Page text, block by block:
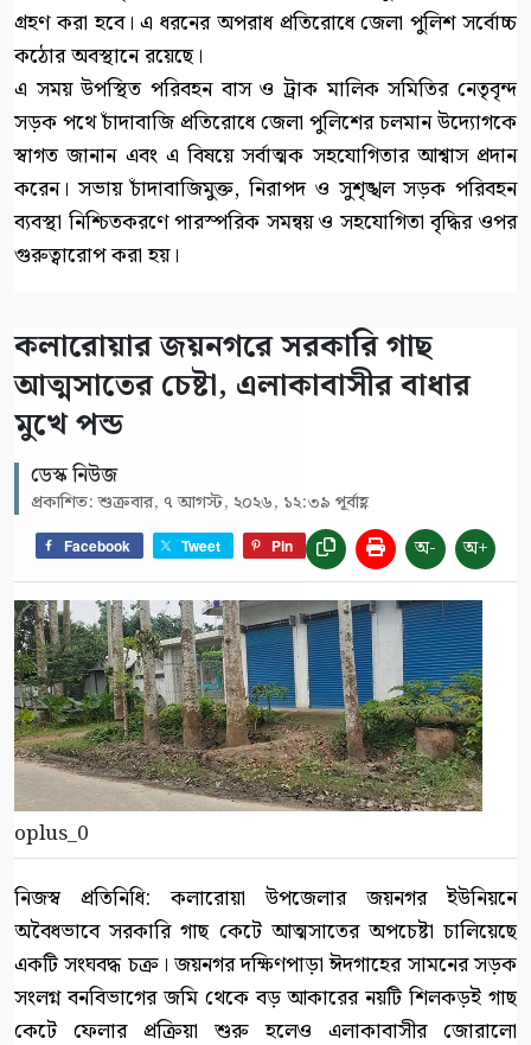
গ্রহণ করা হবে। এ ধরনের অপরাধ প্রতিরোধে জেলা পুলিশ সর্বোচ্চ
কঠোর অবস্থানে রয়েছে।
এ সময় উপস্থিত পরিবহন বাস ও ট্রাক মালিক সমিতির নেতৃবৃন্দ
সড়ক পথে চাঁদাবাজি প্রতিরোধে জেলা পুলিশের চলমান উদ্যোগকে
স্বাগত জানান এবং এ বিষয়ে সর্বাত্মক সহযোগিতার আশ্বাস প্রদান
করেন। সভায় চাঁদাবাজিমুক্ত, নিরাপদ ও সুশৃঙ্খল সড়ক পরিবহন
ব্যবস্থা নিশ্চিতকরণে পারস্পরিক সমন্বয় ও সহযোগিতা বৃদ্ধির ওপর
গুরুত্বারোপ করা হয়।
কলারোয়ার জয়নগরে সরকারি গাছ
আত্মসাতের চেষ্টা, এলাকাবাসীর বাধার
মুখে পন্ড
ডেস্ক নিউজ
প্রকাশিত: শুক্রবার, ৭ আগস্ট, ২০২৬, ১২:৩৯ পূর্বাহ্ণ
Facebook Tweet Pin অ- অ+
oplus_0
নিজস্ব প্রতিনিধি: কলারোয়া উপজেলার জয়নগর ইউনিয়নে
অবৈধভাবে সরকারি গাছ কেটে আত্মসাতের অপচেষ্টা চালিয়েছে
একটি সংঘবদ্ধ চক্র। জয়নগর দক্ষিণপাড়া ঈদগাহের সামনের সড়ক
সংলগ্ন বনবিভাগের জমি থেকে বড় আকারের নয়টি শিলকড়ই গাছ
কেটে ফেলার প্রক্রিয়া শুরু হলেও এলাকাবাসীর জোরালো